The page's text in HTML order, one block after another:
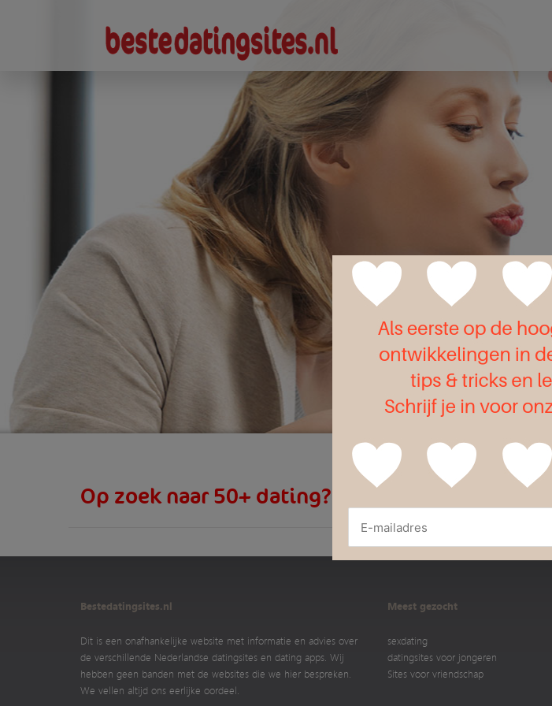
Op zoek naar 50+ dating?
Bestedatingsites.nl
Dit is een onafhankelijke website met informatie en advies over
de verschillende Nederlandse datingsites en dating apps. Wij
hebben geen banden met de websites die we hier bespreken.
We vellen altijd ons eerlijke oordeel.
Meest gezocht
sexdating
datingsites voor jongeren
Sites voor vriendschap